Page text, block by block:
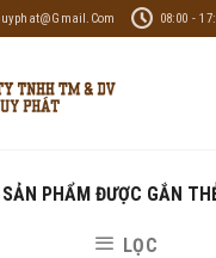
08:00 -
SẢN PHẨM ĐƯỢC GẮN
LỌC